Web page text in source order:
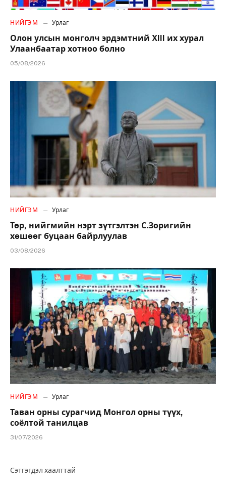
НИЙГЭМ Урлаг
Олон улсын монголч эрдэмтний XIII их хурал
Улаанбаатар хотноо болно
05/08/2026
НИЙГЭМ Урлаг
Төр, нийгмийн нэрт зүтгэлтэн С.Зоригийн
хөшөөг буцаан байрлуулав
03/08/2026
НИЙГЭМ Урлаг
Таван орны сурагчид Монгол орны түүх,
соёлтой танилцав
31/07/2026
Сэтгэгдэл хаалттай